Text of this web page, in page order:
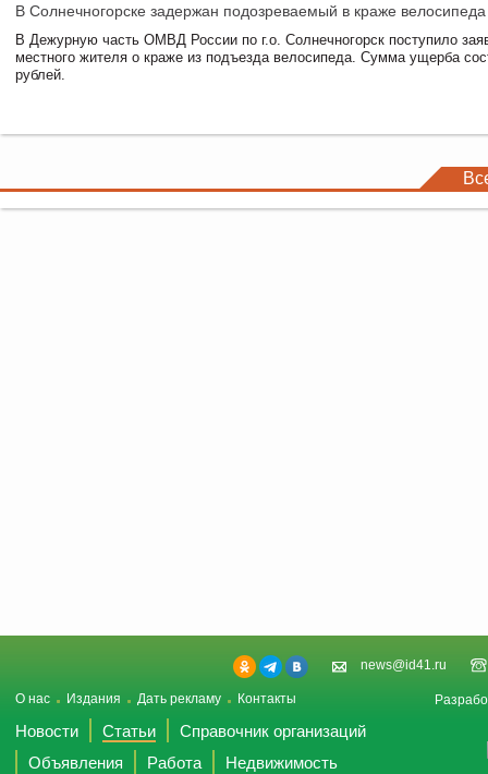
В Солнечногорске задержан подозреваемый в краже велосипеда
В Дежурную часть ОМВД России по г.о. Солнечногорск поступило
местного жителя о краже из подъезда велосипеда. Сумма ущерба
рублей.
news@id41.ru
О нас Издания Дать рекламу Контакты
Новости Статьи
Справочник организаций
Объявления
Работа
Недвижимость